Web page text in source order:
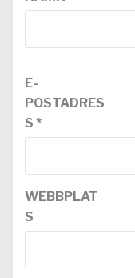
E-
POSTADRES
S *
WEBBPLAT
S